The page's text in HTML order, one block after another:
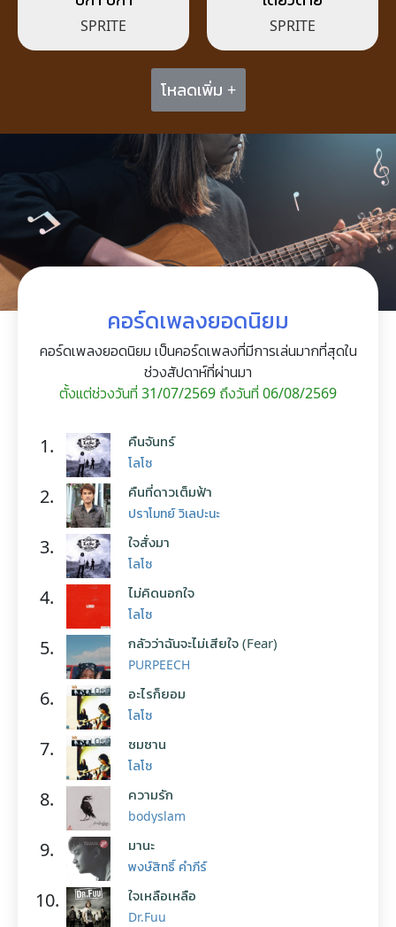
SPRITE SPRITE
โหลดเพิ่ม +
คอร์ดเพลงยอดนิยม
คอร์ดเพลงยอดนิยม เป็นคอร์ดเพลงที่มีการเล่นมากที่สุดใน
ช่วงสัปดาห์ที่ผ่านมา
ตั้งแต่ช่วงวันที่ 31/07/2569 ถึงวันที่ 06/08/2569
1. คืนจันทร์
โลโซ
2. คืนที่ดาวเต็มฟ้า
ปราโมทย์ วิเลปะนะ
3. ใจสั่งมา
โลโซ
4. ไม่คิดนอกใจ
โลโซ
5. กลัวว่าฉันจะไม่เสียใจ (Fear)
PURPEECH
6. อะไรก็ยอม
โลโซ
7. ซมซาน
โลโซ
8. ความรัก
bodyslam
9. มานะ
พงษ์สิทธิ์ คำภีร์
10. ใจเหลือเหลือ
Dr.Fuu